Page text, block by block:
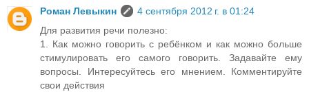
Роман Левыкин
4 сентября 2012 г. в 01:24
Для развития речи полезно:
1. Как можно говорить с ребёнком и как можно больше
стимулировать его самого говорить. Задавайте ему
вопросы. Интересуйтесь его мнением. Комментируйте
свои действия